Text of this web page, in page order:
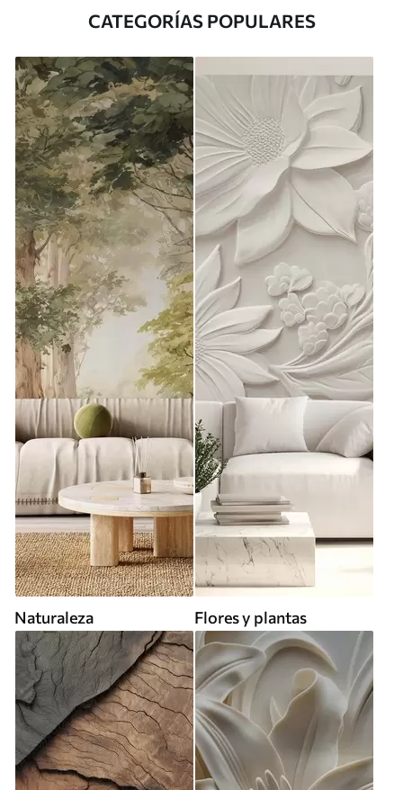
CATEGORÍAS POPULARES
Naturaleza Flores y plantas